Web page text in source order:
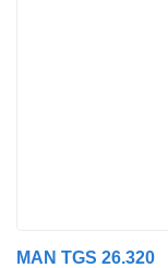
MAN TGS 26.320